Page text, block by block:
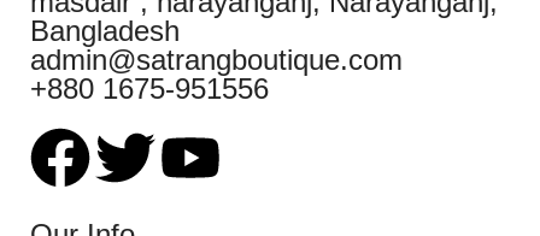
Bangladesh
admin@satrangboutique.com
+880 1675-951556